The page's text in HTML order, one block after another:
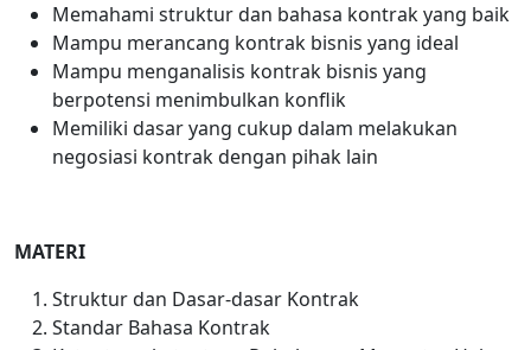
Memahami struktur dan bahasa kontrak yang baik
Mampu merancang kontrak bisnis yang ideal
Mampu menganalisis kontrak bisnis yang
berpotensi menimbulkan konflik
Memiliki dasar yang cukup dalam melakukan
negosiasi kontrak dengan pihak lain
MATERI
Struktur dan Dasar-dasar Kontrak
Standar Bahasa Kontrak